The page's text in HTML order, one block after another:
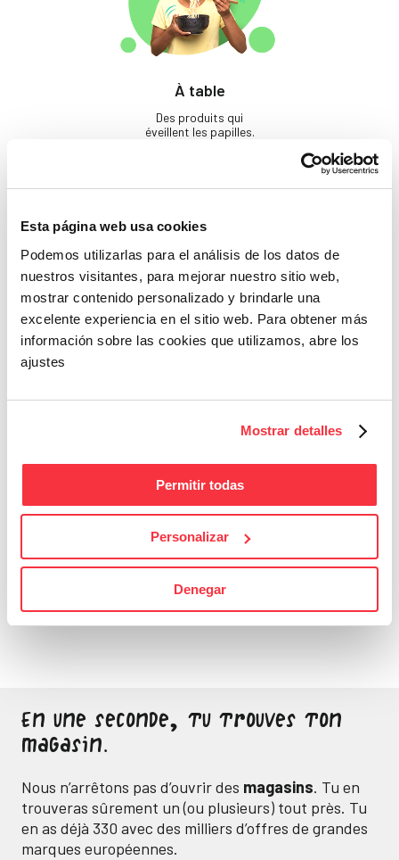
Esta página web usa cookies
Podemos utilizarlas para el análisis de los datos de
nuestros visitantes, para mejorar nuestro sitio web,
mostrar contenido personalizado y brindarle una
excelente experiencia en el sitio web. Para obtener más
información sobre las cookies que utilizamos, abre los
ajustes
Mostrar detalles
Permitir todas
Personalizar
Denegar
À table
Des produits qui
éveillent les papilles.
Beauté
Si tu ne prends pas soin
Bons Plans
Sois attentif, ne laisse
passer aucune bonne
affaire
En une seconde, tu trouves ton
magasin.
Nous n’arrêtons pas d’ouvrir des magasins. Tu en
trouveras sûrement un (ou plusieurs) tout près. Tu
en as déjà 330 avec des milliers d’offres de grandes
marques européennes.